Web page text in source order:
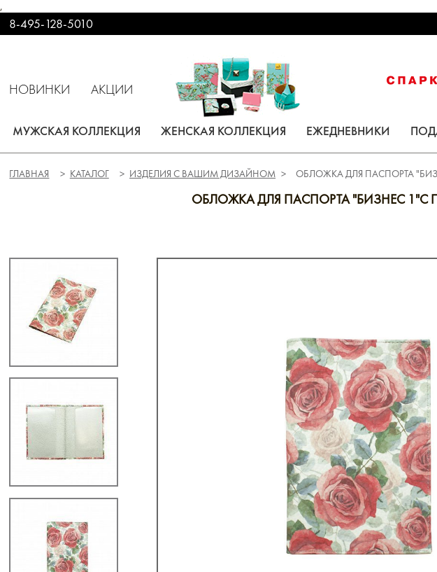
,
8-495-128-5010
НОВИНКИ АКЦИИ
МУЖСКАЯ КОЛЛЕКЦИЯ ЖЕНСКАЯ КОЛЛЕКЦИЯ ЕЖЕДНЕВНИКИ
ГЛАВНАЯ КАТАЛОГ ИЗДЕЛИЯ С ВАШИМ ДИЗАЙНОМ ОБЛОЖКА ДЛЯ ПАСПОРТА
ОБЛОЖКА ДЛЯ ПАСПОРТА "БИЗНЕС